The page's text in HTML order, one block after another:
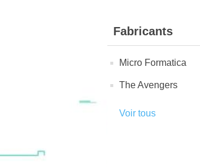
Fabricants
Micro Formatica
The Avengers
Voir tous